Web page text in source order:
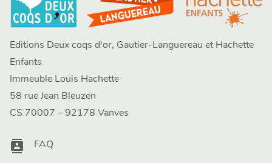
Editions Deux coqs d'or, Gautier-Languereau et Hachette
Enfants
Immeuble Louis Hachette
58 rue Jean Bleuzen
CS 70007 – 92178 Vanves
contacts FAQ